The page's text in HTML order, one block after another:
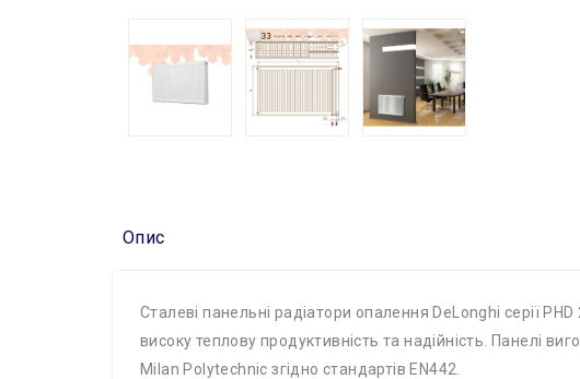
Опис
Сталеві панельні радіатори опалення DeLonghi серії
високу теплову продуктивність та надійність. Панелі
Milan Polytechnic згідно стандартів EN442.